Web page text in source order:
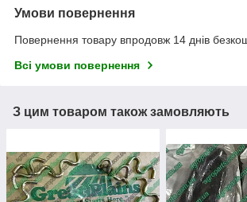
Умови повернення
Повернення товару впродовж 14 днів
Всі умови повернення
З цим товаром також замовляють